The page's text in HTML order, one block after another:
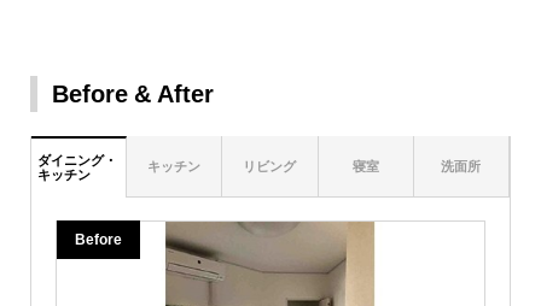
Before After
ダイニング・
キッチン
キッチン リビング 寝室 洗面所